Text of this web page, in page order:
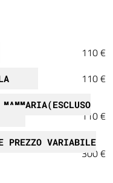
110 €
110 €
110 €
PREZZO VARIABILE
300 €